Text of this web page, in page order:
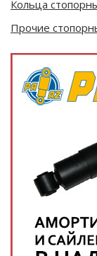
Кольца
Прочие